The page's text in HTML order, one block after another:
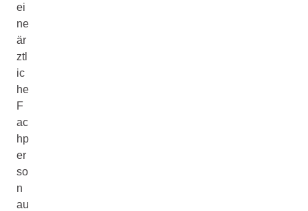
ei
ne
är
ztl
ic
he
F
ac
hp
er
so
n
au